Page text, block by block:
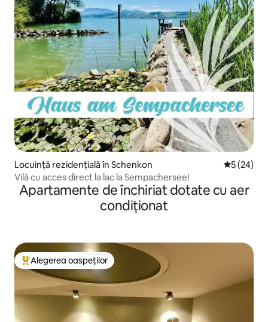
Locuință rezidențială în Schenkon Scor
5 (24)
Vilă cu acces direct la lac la Sempachersee!
Apartamente de închiriat dotate cu aer
condiționat
Locuință din topul categoriei Alegerea oaspeților
Alegerea oaspeților